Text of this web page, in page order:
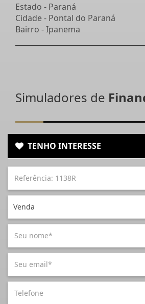
Estado - Paraná
Cidade - Pontal do Paraná
Bairro -Ipanema
Simuladores de
TENHO INTERESSE
Venda